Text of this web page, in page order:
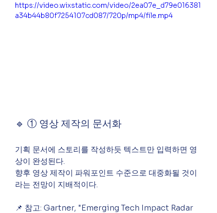
https://video.wixstatic.com/video/2ea07e_d79e016381
a34b44b80f7254107cd087/720p/mp4/file.mp4
🔹 ① 영상 제작의 문서화
기획 문서에 스토리를 작성하듯 텍스트만 입력하면 영
상이 완성된다.
향후 영상 제작이 파워포인트 수준으로 대중화될 것이
라는 전망이 지배적이다.
📌 참고: Gartner, "Emerging Tech Impact Radar